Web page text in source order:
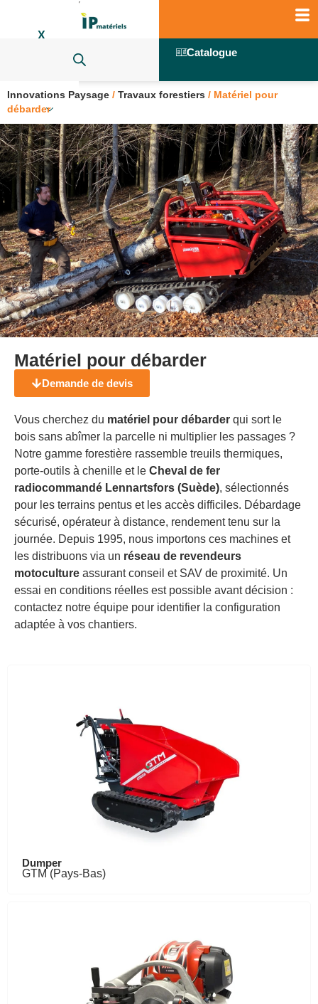
X
Catalogue
Innovations Paysage / Travaux forestiers / Matériel pour
débarder
Matériel pour débarder
Demande de devis
Vous cherchez du matériel pour débarder qui sort le
bois sans abîmer la parcelle ni multiplier les passages ?
Notre gamme forestière rassemble treuils thermiques,
porte-outils à chenille et le Cheval de fer
radiocommandé Lennartsfors (Suède), sélectionnés
pour les terrains pentus et les accès difficiles. Débardage
sécurisé, opérateur à distance, rendement tenu sur la
journée. Depuis 1995, nous importons ces machines et
les distribuons via un réseau de revendeurs
motoculture assurant conseil et SAV de proximité. Un
essai en conditions réelles est possible avant décision :
contactez notre équipe pour identifier la configuration
adaptée à vos chantiers.
Dumper
GTM (Pays-Bas)